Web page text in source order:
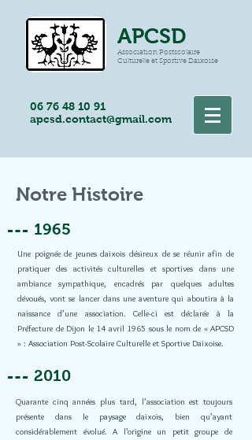
APCSD
Association Postscolaire
Culturelle et Sportive Daixoise
06 76 48 10 91
apcsd.contact@gmail.com
Notre Histoire
1965
Une poignée de jeunes daixois désireux de se réunir afin de
pratiquer des activités culturelles et sportives dans une
ambiance sympathique, encadrés par quelques adultes
dévoués, vont se lancer dans une aventure qui aboutira à la
naissance d’une association. Celle-ci est déclarée à la
Préfecture de Dijon le 14 avril 1965 sous le nom de « APCSD
» : Association Post-Scolaire Culturelle et Sportive Daixoise.
2010
Quarante cinq années plus tard, l’association est toujours
présente dans le paysage daixois, bien qu’ayant
considérablement évolué. A l’origine un petit groupe de